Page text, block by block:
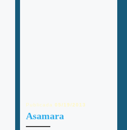
Publicada 05/19/2013
Asamara